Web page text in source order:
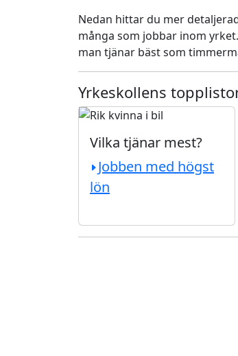
Nedan hittar du mer
många som jobbar inom
man tjänar bäst som
Yrkeskollens
Vilka tjänar mest?
Jobben med högst
lön